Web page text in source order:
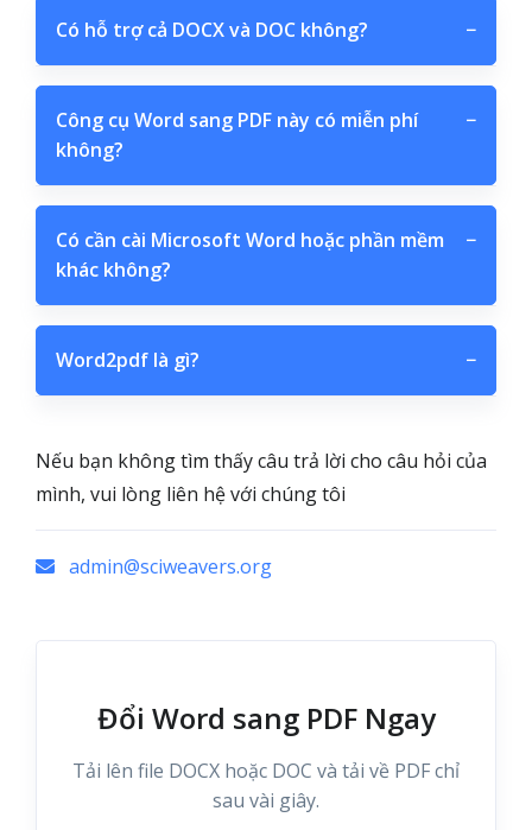
Có hỗ trợ cả DOCX và DOC không? −
Công cụ Word sang PDF này có miễn phí
không?
−
Có cần cài Microsoft Word hoặc phần mềm
khác không?
−
Word2pdf là gì? −
Nếu bạn không tìm thấy câu trả lời cho câu hỏi của
mình, vui lòng liên hệ với chúng tôi
admin@sciweavers.org
Đổi Word sang PDF Ngay
Tải lên file DOCX hoặc DOC và tải về PDF chỉ
sau vài giây.